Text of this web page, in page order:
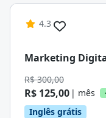
4.3
Marketing
R$ 300,00
R$ 125,00 | mês
Inglês grátis